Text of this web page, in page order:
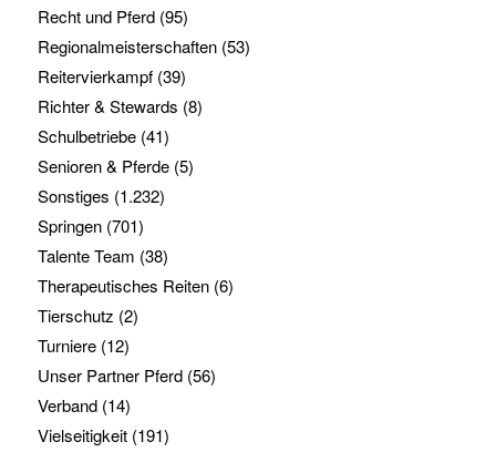
Recht und Pferd(95)
Regionalmeisterschaften(53)
Reitervierkampf(39)
Richter & Stewards (8)
Schulbetriebe(41)
Senioren & Pferde(5)
Sonstiges (1.232)
Springen(701)
Talente Team (38)
Therapeutisches Reiten(6)
Tierschutz (2)
Turniere(12)
Unser Partner Pferd(56)
Verband(14)
Vielseitigkeit(191)